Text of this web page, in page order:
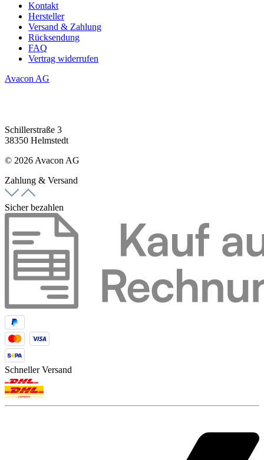
Kontakt
Hersteller
Versand & Zahlung
Rücksendung
FAQ
Vertrag widerrufen
Avacon AG
Schillerstraße 3
38350 Helmstedt
© 2026 Avacon AG
Zahlung & Versand
Sicher bezahlen
Schneller Versand